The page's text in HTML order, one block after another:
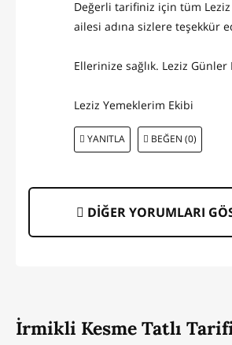
Değerli tarifiniz için tüm
ailesi adına sizlere teşekkür
Ellerinize sağlık. Leziz Günler
Leziz Yemeklerim Ekibi
YANITLA BEĞEN (0)
DİĞER YORUMLARI
İrmikli Kesme Tatlı